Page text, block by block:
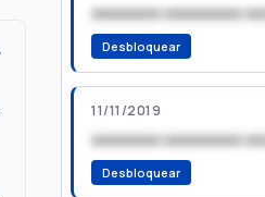
xxxxxxxx xxxxxxxxx
Desbloquear
11/11/2019
xxxxxxxx xxxxxxxxx
Desbloquear